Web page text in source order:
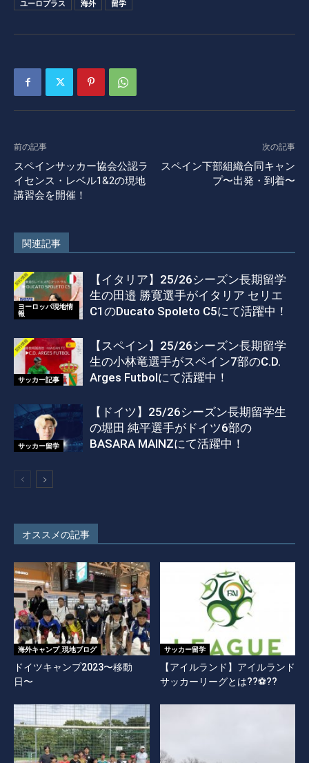
ユーロプラス 海外 留学
前の記事
スペインサッカー協会公認ラ
イセンス・レベル1&2の現地
講習会を開催！
次の記事
スペイン下部組織合同キャン
プ〜出発・到着〜
関連記事
ヨーロッパ現地情
報
【イタリア】25/26シーズン長期留学
生の田邉 勝寛選手がイタリア セリエ
C1のDucato Spoleto C5にて活躍中！
サッカー記事
【スペイン】25/26シーズン長期留学
生の小林竜選手がスペイン7部のC.D.
Arges Futbolにて活躍中！
サッカー留学
【ドイツ】25/26シーズン長期留学生
の堀田 純平選手がドイツ6部の
BASARA MAINZにて活躍中！
オススメの記事
海外キャンプ_現地ブログ
ドイツキャンプ2023〜移動
日〜
サッカー留学
【アイルランド】アイルランド
サッカーリーグとは??⚽️??